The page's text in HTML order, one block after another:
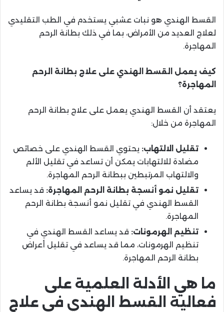
القسط الهندي هو نبات عشبي يستخدم في الطب التقليدي
لعلاج العديد من الأمراض، بما في ذلك بطانة الرحم
المهاجرة.
كيف يعمل القسط الهندي على علاج بطانة الرحم
المهاجرة؟
يعتقد أن القسط الهندي يعمل على علاج بطانة الرحم
المهاجرة من خلال:
تقليل الالتهاب: يحتوي القسط الهندي على خصائص
مضادة للالتهابات يمكن أن تساعد في تقليل الألم
والالتهاب المرتبطين ببطانة الرحم المهاجرة.
تقليل نمو أنسجة بطانة الرحم المهاجرة: قد يساعد
القسط الهندي في تقليل نمو أنسجة بطانة الرحم
المهاجرة.
تنظيم الهرمونات: قد يساعد القسط الهندي في
تنظيم الهرمونات، مما قد يساعد في تقليل أعراض
بطانة الرحم المهاجرة.
ما هي الأدلة العلمية على
فعالية القسط الهندي في علاج